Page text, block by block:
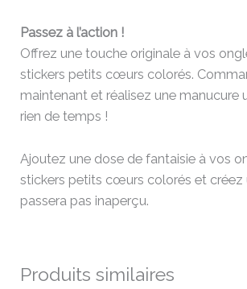
Passez à l’action !
Offrez une touche originale à vos
stickers petits cœurs colorés.
maintenant et réalisez une manucure
rien de temps !
Ajoutez une dose de fantaisie à vos
stickers petits cœurs colorés et créez
passera pas inaperçu.
Produits similaires